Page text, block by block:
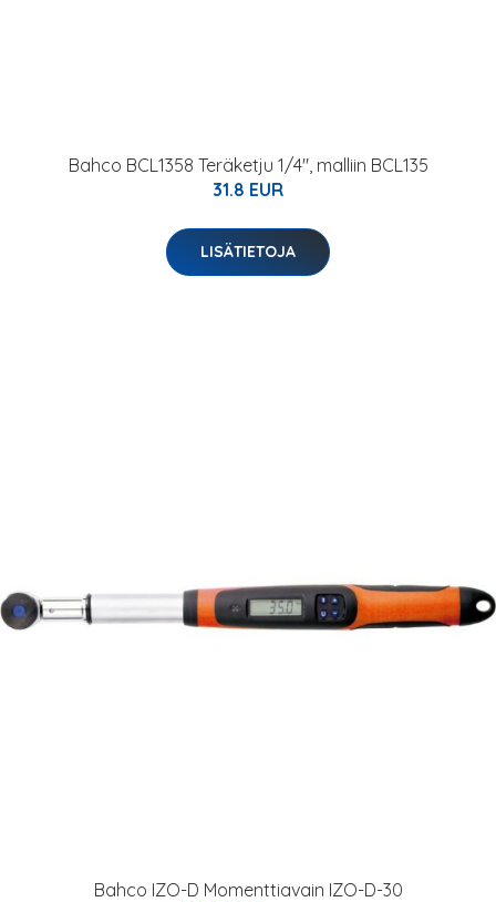
Bahco BCL1358 Teräketju 1/4", malliin BCL135
31.8 EUR
LISÄTIETOJA
Bahco IZO-D Momenttiavain IZO-D-30